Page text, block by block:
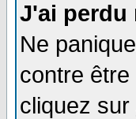
J'ai perdu
Ne
contre
cliquez sur